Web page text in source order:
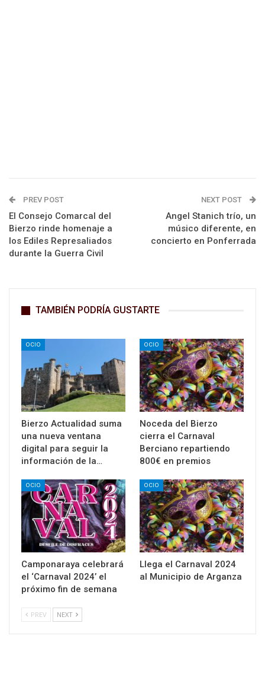
PREV POST
El Consejo Comarcal del
Bierzo rinde homenaje a
los Ediles Represaliados
durante la Guerra Civil
NEXT POST
Angel Stanich trío, un
músico diferente, en
concierto en Ponferrada
TAMBIÉN PODRÍA GUSTARTE
OCIO
Bierzo Actualidad suma
una nueva ventana
digital para seguir la
información de la…
OCIO
Noceda del Bierzo
cierra el Carnaval
Berciano repartiendo
800€ en premios
OCIO
Camponaraya celebrará
el ‘Carnaval 2024’ el
próximo fin de semana
OCIO
Llega el Carnaval 2024
al Municipio de Arganza
PREV NEXT